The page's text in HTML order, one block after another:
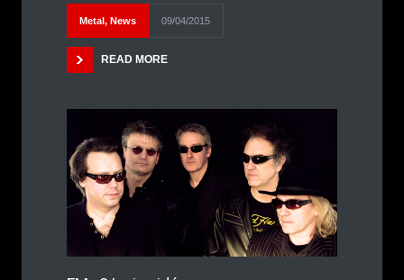
Metal, News 09/04/2015
READ MORE